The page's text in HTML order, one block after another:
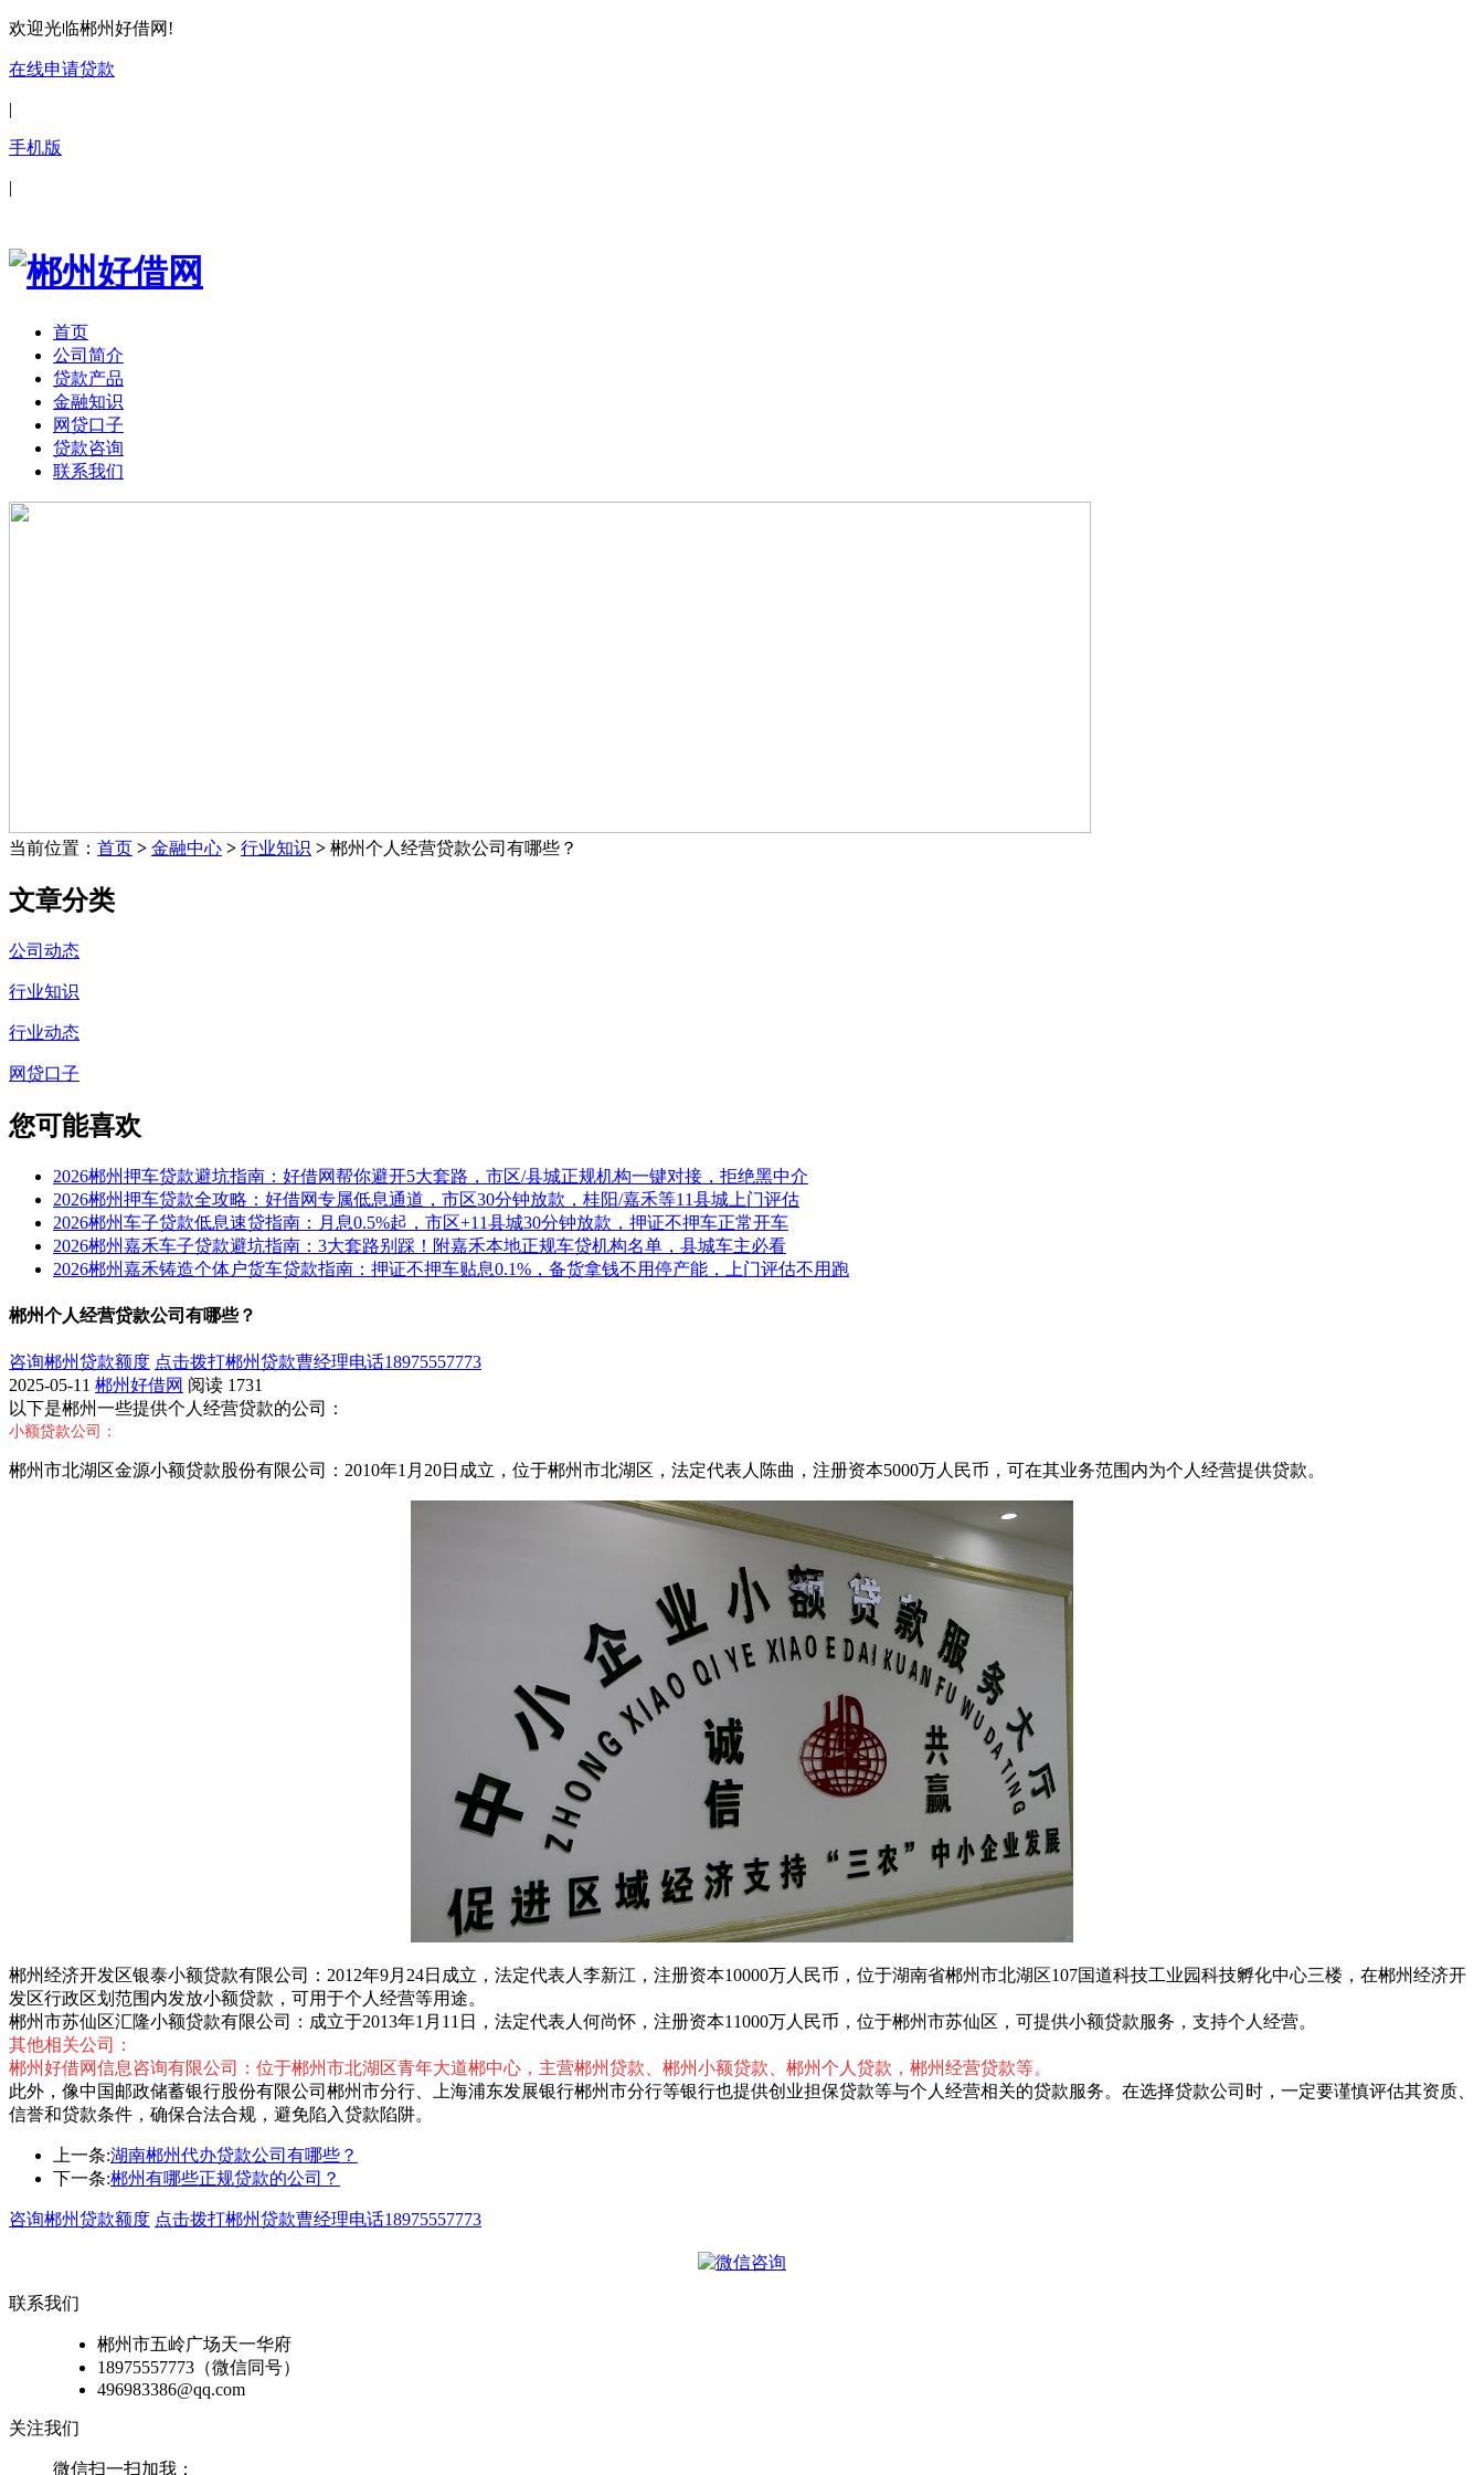
欢迎光临郴州好借网!
在线申请贷款
|
手机版
|
首页
公司简介
贷款产品
金融知识
网贷口子
贷款咨询
联系我们
当前位置： 首页 > 金融中心 > 行业知识 > 郴州个人经营贷款公司有哪些？
文章分类
公司动态
行业知识
行业动态
网贷口子
您可能喜欢
2026郴州押车贷款避坑指南：好借网帮你避开5大套路，市区/县城正规机构一键对接，拒绝黑中介
2026郴州押车贷款全攻略：好借网专属低息通道，市区30分钟放款，桂阳/嘉禾等11县城上门评估
2026郴州车子贷款低息速贷指南：月息0.5%起，市区+11县城30分钟放款，押证不押车正常开车
2026郴州嘉禾车子贷款避坑指南：3大套路别踩！附嘉禾本地正规车贷机构名单，县城车主必看
2026郴州嘉禾铸造个体户货车贷款指南：押证不押车贴息0.1%，备货拿钱不用停产能，上门评估不用跑
郴州个人经营贷款公司有哪些？
咨询郴州贷款额度 点击拨打郴州贷款曹经理电话18975557773
2025-05-11 郴州好借网 阅读 1731
以下是郴州一些提供个人经营贷款的公司：
小额贷款公司：
郴州市北湖区金源小额贷款股份有限公司：2010年1月20日成立，位于郴州市北湖区，法定代表人陈曲，注册资本5000万人民币，可在其业务范围内为个人经营提供贷款。
郴州经济开发区银泰小额贷款有限公司：2012年9月24日成立，法定代表人李新江，注册资本10000万人民币，位于湖南省郴州市北湖区107国道科技工业园科技孵化中心三楼，在郴州经济开
发区行政区划范围内发放小额贷款，可用于个人经营等用途。
郴州市苏仙区汇隆小额贷款有限公司：成立于2013年1月11日，法定代表人何尚怀，注册资本11000万人民币，位于郴州市苏仙区，可提供小额贷款服务，支持个人经营。
其他相关公司：
郴州好借网信息咨询有限公司：位于郴州市北湖区青年大道郴中心，主营郴州贷款、郴州小额贷款、郴州个人贷款，郴州经营贷款等。
此外，像中国邮政储蓄银行股份有限公司郴州市分行、上海浦东发展银行郴州市分行等银行也提供创业担保贷款等与个人经营相关的贷款服务。在选择贷款公司时，一定要谨慎评估其资质、
信誉和贷款条件，确保合法合规，避免陷入贷款陷阱。
上一条:湖南郴州代办贷款公司有哪些？
下一条:郴州有哪些正规贷款的公司？
咨询郴州贷款额度 点击拨打郴州贷款曹经理电话18975557773
联系我们
郴州市五岭广场天一华府
18975557773（微信同号）
496983386@qq.com
关注我们
微信扫一扫加我：